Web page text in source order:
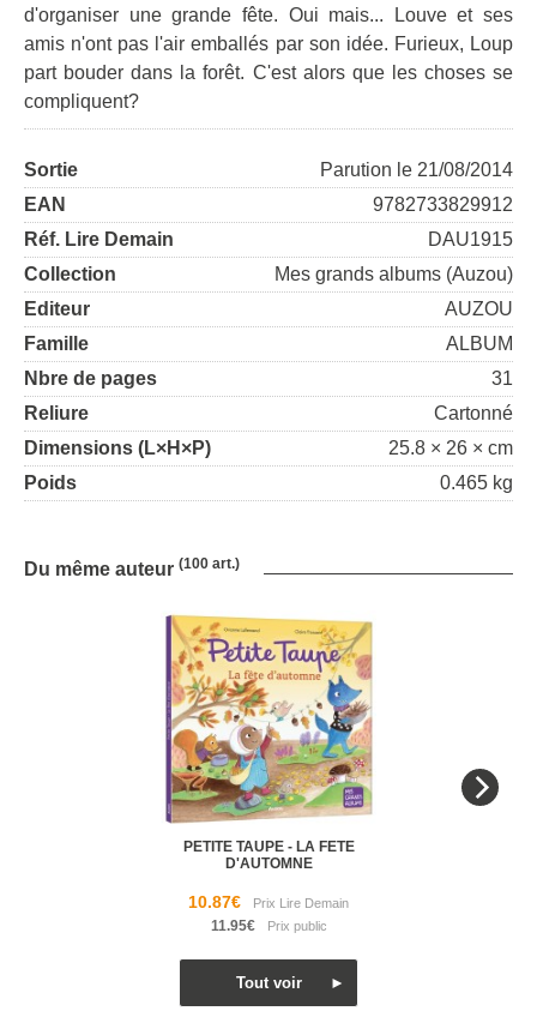
d'organiser une grande fête. Oui mais... Louve et ses
amis n'ont pas l'air emballés par son idée. Furieux, Loup
part bouder dans la forêt. C'est alors que les choses se
compliquent?
Sortie
Parution le 21/08/2014
EAN
9782733829912
Réf. Lire Demain
DAU1915
Collection
Mes grands albums (Auzou)
Editeur
AUZOU
Famille
ALBUM
Nbre de pages
31
Reliure
Cartonné
Dimensions (L×H×P)
25.8 × 26 × cm
Poids
0.465 kg
Du même auteur (100 art.)
PETITE TAUPE - LA FETE
D'AUTOMNE
10.87€
11.95€